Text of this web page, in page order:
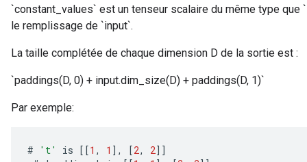
`constant_values` est un tenseur scalaire du même type que
le remplissage de `input`.
La taille complétée de chaque dimension D de la sortie est :
`paddings(D, 0) + input.dim_size(D) + paddings(D, 1)`
Par exemple:
# 't' is [[1 , 1 ] , [2, 2]]